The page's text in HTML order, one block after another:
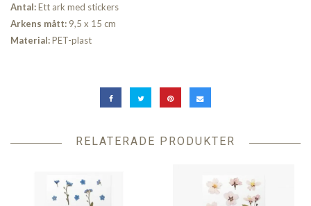
Antal:Ett ark med stickers
Arkens mått: 9,5 x 15 cm
Material:PET-plast
RELATERADE PRODUKTER